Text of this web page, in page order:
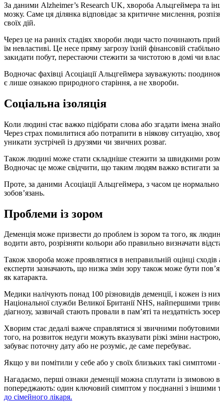
За даними Alzheimer’s Research UK, хвороба Альцгеймера та
мозку. Саме ця ділянка відповідає за критичне мислення,
своїх дій.
Через це на ранніх стадіях хвороби люди часто починають
їм невластиві. Це несе пряму загрозу їхній фінансовій
закидати побут, перестаючи стежити за чистотою в домі чи
Водночас фахівці Асоціації Альцгеймера зауважують:
є лише ознакою природного старіння, а не хвороби.
Соціальна ізоляція
Коли людині стає важко підібрати слова або згадати імена
Через страх помилитися або потрапити в ніякову ситуацію,
уникати зустрічей із друзями чи звичних розваг.
Також людині може стати складніше стежити за швидкими
Водночас це може свідчити, що таким людям важко встигати
Проте, за даними Асоціації Альцгеймера, з часом це
зобов’язань.
Проблеми із зором
Деменція може призвести до проблем із зором та того, як
водити авто, розрізняти кольори або правильно визначати
Також хвороба може проявлятися в неправильній оцінці
експерти зазначають, що низка змін зору також може бути
як катаракта.
Медики налічують понад 100 різновидів деменції, і кожен із
Національної служби Великої Британії NHS, найпершими
діагнозу, зазвичай стають провали в пам’яті та нездатність
Хворим стає дедалі важче справлятися зі звичними
того, на розвиток недуги можуть вказувати різкі зміни
забуває поточну дату або не розуміє, де саме перебуває.
Якщо у ви помітили у себе або у своїх близьких такі
Нагадаємо, перші ознаки деменції можна сплутати із
попереджають: один ключовий симптом у поєднанні з
до сімейного лікаря.